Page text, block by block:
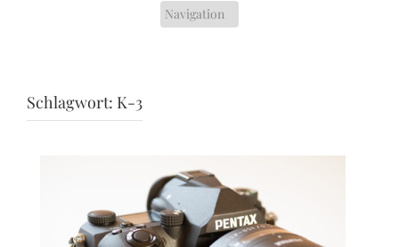
Schlagwort: K-3